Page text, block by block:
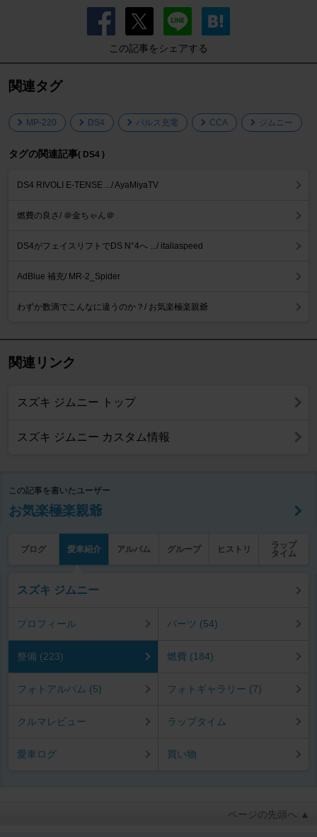
この記事をシェアする
関連タグ
MP-220 DS4 パルス充電 CCA ジムニー
タグの関連記事( DS4 )
DS4 RIVOLI E-TENSE .../ AyaMiyaTV
燃費の良さ/ ＠金ちゃん＠
DS4がフェイスリフトでDS N°4へ .../ italiaspeed
AdBlue 補充/ MR-2_Spider
わずか数滴でこんなに違うのか？/ お気楽極楽親爺
関連リンク
スズキ ジムニー トップ
スズキ ジムニー カスタム情報
この記事を書いたユーザー
お気楽極楽親爺
ブログ 愛車紹介 アルバム グループ ヒストリ
ラップ
タイム
スズキ ジムニー
プロフィール パーツ (54)
整備 (223) 燃費 (184)
フォトアルバム (5) フォトギャラリー (7)
クルマレビュー ラップタイム
愛車ログ 買い物
ページの先頭へ ▲